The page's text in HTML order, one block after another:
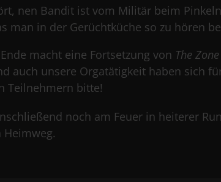
nen Bandit ist vom Militär beim
man in der Gerüchtküche so zu hören
macht eine Fortsetzung von The Zone
auch unsere Orgatätigkeit haben sich
Teilnehmern bitte!
noch am Feuer in heiterer